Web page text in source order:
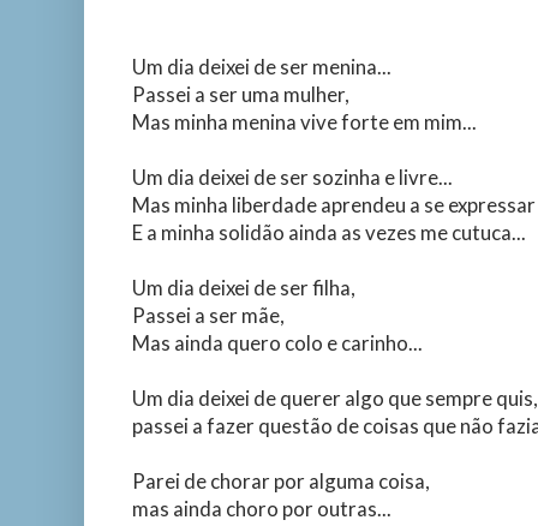
Um dia deixei de ser menina...
Passei a ser uma mulher,
Mas minha menina vive forte em mim...
Um dia deixei de ser sozinha e livre...
Mas minha liberdade aprendeu a se
E a minha solidão ainda as vezes me cutuca...
Um dia deixei de ser filha,
Passei a ser mãe,
Mas ainda quero colo e carinho...
Um dia deixei de querer algo que sempre quis,
passei a fazer questão de coisas que não
Parei de chorar por alguma coisa,
mas ainda choro por outras...